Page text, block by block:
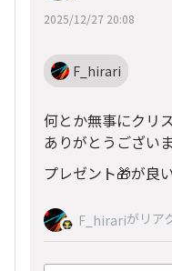
2025/12/27 20:08
F_hirari
何とか無事にクリ
ありがとうござい
プレゼント🎁が良
F_hirariがリア